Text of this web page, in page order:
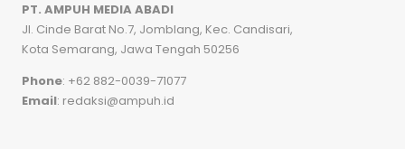
PT. AMPUH MEDIA ABADI
Jl. Cinde Barat No.7, Jomblang, Kec. Candisari,
Kota Semarang, Jawa Tengah 50256
Phone: +62 882-0039-71077
Email: redaksi@ampuh.id